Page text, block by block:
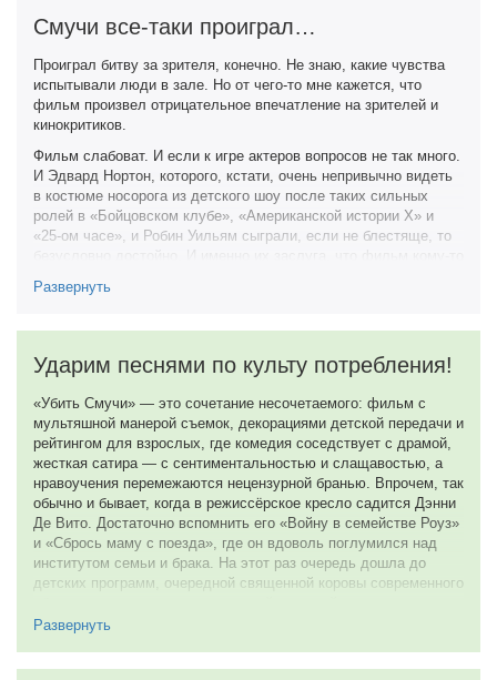
Смучи все-таки проиграл…
Проиграл битву за зрителя, конечно. Не знаю, какие чувства
испытывали люди в зале. Но от чего-то мне кажется, что
фильм произвел отрицательное впечатление на зрителей и
кинокритиков.
Фильм слабоват. И если к игре актеров вопросов не так много.
И Эдвард Нортон, которого, кстати, очень непривычно видеть
в костюме носорога из детского шоу после таких сильных
ролей в «Бойцовском клубе», «Американской истории Х» и
«25-ом часе», и Робин Уильям сыграли, если не блестяще, то
моментами. Главная проблема этой кинокартины- это не до
неоригинален. Отнюдь нет. Задумка была интересной и
необычной- показать оборотную сторону детского
развлекательного сегмента телевидения, который состоит из
желания построить бизнес на детстве и «вытрясти» побольше
денег из родителей с помощью различных ледовых шоу,
товаров для детей и продажи мест в зале. Однако, мне, как
поколению 2000-х было скучновато смотреть на вялотекущие
и предсказуемые действия героев. К тому же, во время
просмотра не покидала мысль о том, что смотришь боевик из
80-х или 90-х, так как в такой стилистике выполнен фильм.
Это влияние Дэнни ДеВито, актерская игра которого была
востребована десятилетия назад, но потеряла свою
актуальность к началу 2000-х. Он спродюсировал фильм, не
Тягостное чувство не отступает. Мастера своего дела
взрослых про недетскую жизнь для детей. Слишком запутанно
Развернуть
Ударим песнями по культу потребления!
«Убить Смучи» — это сочетание несочетаемого: фильм с
мультяшной манерой съемок, декорациями детской передачи и
рейтингом для взрослых, где комедия соседствует с драмой,
жесткая сатира — с сентиментальностью и слащавостью, а
нравоучения перемежаются нецензурной бранью. Впрочем, так
обычно и бывает, когда в режиссёрское кресло садится Дэнни
Де Вито. Достаточно вспомнить его «Войну в семействе Роуз»
и «Сбрось маму с поезда», где он вдоволь поглумился над
институтом семьи и брака. На этот раз очередь дошла до
детских программ, очередной священной коровы современного
проявляются мизантропические взгляды Де Вито.
История начинается с того, что Рэндольф Радуга, «самый
добрый ведущий Америки» и «лучший друг детей»,
Развернуть